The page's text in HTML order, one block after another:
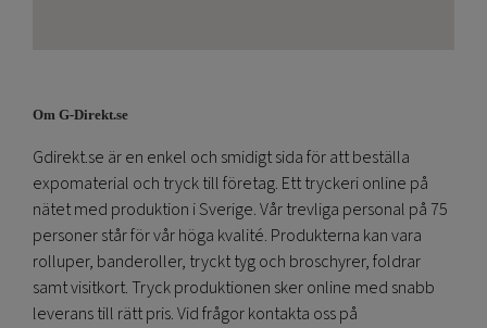
Om G-Direkt.se
Gdirekt.se är en enkel och smidigt sida för att beställa
expomaterial och tryck till företag. Ett tryckeri online på
nätet med produktion i Sverige. Vår trevliga personal på 75
personer står för vår höga kvalité. Produkterna kan vara
rolluper, banderoller, tryckt tyg och broschyrer, foldrar
samt visitkort. Tryck produktionen sker online med snabb
leverans till rätt pris. Vid frågor kontakta oss på